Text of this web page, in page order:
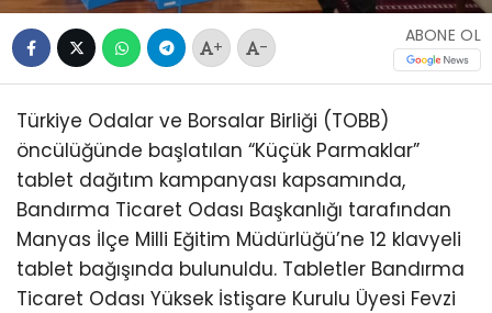
+ -
ABONE OL
Türkiye Odalar ve Borsalar Birliği (TOBB)
öncülüğünde başlatılan “Küçük Parmaklar”
tablet dağıtım kampanyası kapsamında,
Bandırma Ticaret Odası Başkanlığı tarafından
Manyas İlçe Milli Eğitim Müdürlüğü’ne 12 klavyeli
tablet bağışında bulunuldu. Tabletler Bandırma
Ticaret Odası Yüksek İstişare Kurulu Üyesi Fevzi